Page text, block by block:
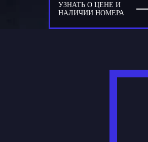
УЗНАТЬ О ЦЕНЕ И
НАЛИЧИИ НОМЕРА